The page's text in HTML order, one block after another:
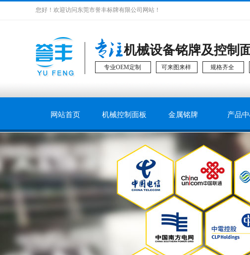
您好！欢迎访问东莞市誉丰标牌有限公司网站！
机械设备铭牌及控制
专业OEM定制 可来图来样 规格齐全
网站首页 机械控制面板 金属铭牌 产品